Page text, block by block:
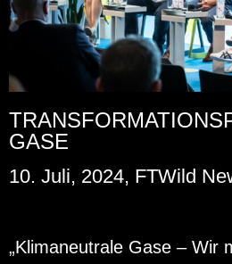
GASE
10. Juli, 2024, FTWild
„Kli­ma­neu­tra­le Gase – Wir